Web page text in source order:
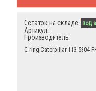
Остаток на складе: под
Артикул:
Производитель:
O-ring Caterpillar 113-5304